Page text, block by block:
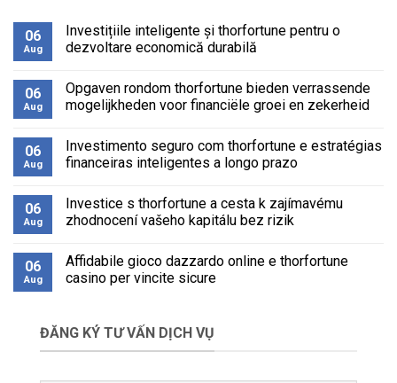
06
Aug
Investițiile inteligente și thorfortune pentru o
dezvoltare economică durabilă
on
Investițiile
inteligente
pentru
o
dezvoltare
06
Aug
Opgaven rondom thorfortune bieden verrassende
mogelijkheden voor financiële groei en zekerheid
on
Opgaven
rondom
verrassende
mogelijkheden
voor
en
zekerheid
06
Aug
Investimento seguro com thorfortune e estratégias
financeiras inteligentes a longo prazo
on
Investimento
seguro
e
estratégias
financeiras
prazo
06
Aug
Investice s thorfortune a cesta k zajímavému
zhodnocení vašeho kapitálu bez rizik
on
Investice
s
k
zajímavému
zhodnocení
06
Aug
Affidabile gioco dazzardo online e thorfortune
casino per vincite sicure
Affidabile
gioco
dazzardo
ĐĂNG KÝ TƯ VẤN DỊCH VỤ